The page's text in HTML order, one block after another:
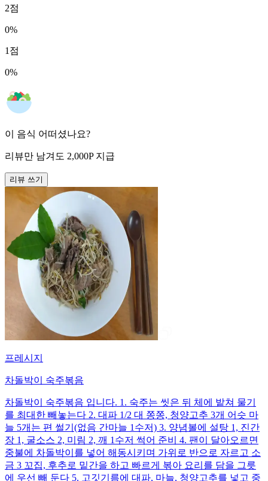
2점
0%
1 점
0%
이 음식 어떠셨나요?
리뷰만 남겨도 2,000P 지급
리뷰 쓰기
프레시지
차돌박이 숙주볶음
차돌박이 숙주볶음 입니다. 1. 숙주는 씻은 뒤 체에 밭쳐 물기
를 최대한 빼놓는다 2. 대파 1/2 대 쫑쫑, 청양고추 3개 어슷 마
늘 5개는 편 썰기(없음 간마늘 1수저) 3. 양념볼에 설탕 1, 진간
장 1, 굴소스 2, 미림 2, 깨 1수저 썩어 준비 4. 팬이 달아오르면
중불에 차돌박이를 넣어 해동시키며 가위로 반으로 자르고 소
금 3 꼬집, 후추로 밑간을 하고 빠르게 볶아 요리를 담을 그릇
에 우선 빼 둔다 5. 고깃기름에 대파, 마늘, 청양고추를 넣고 중